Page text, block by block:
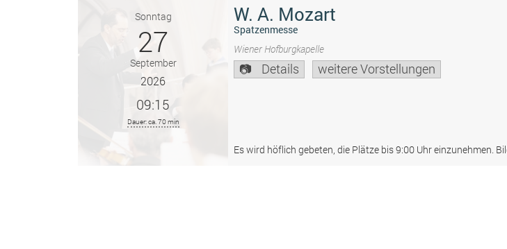
Sonntag
27
September
2026
09:15
Dauer: ca. 70 min
W. A. Mozart
Spatzenmesse
Wiener Hofburgkapelle
Details weitere Vorstellungen
Es wird höflich gebeten, die Plätze bis 9:00 Uhr einzunehmen.